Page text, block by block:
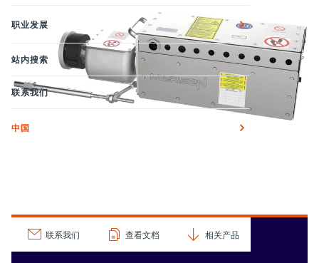
职业发展
站内搜索
联系我们
中国
联系我们 查看文档 相关产品